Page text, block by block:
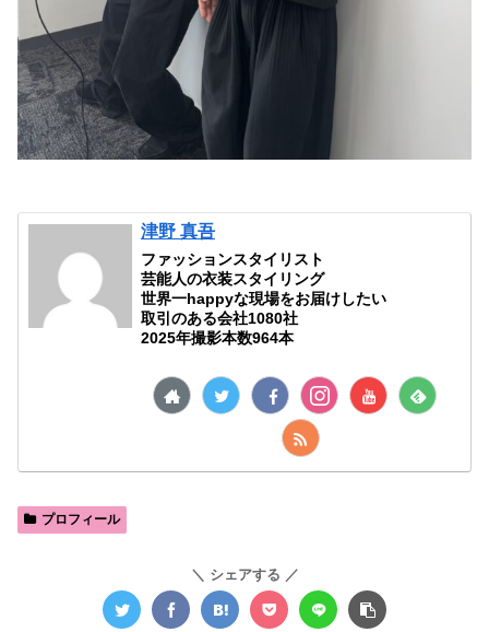
津野 真吾
ファッションスタイリスト
芸能人の衣装スタイリング
世界一happyな現場をお届けしたい
取引のある会社1080社
2025年撮影本数964本
プロフィール
シェアする